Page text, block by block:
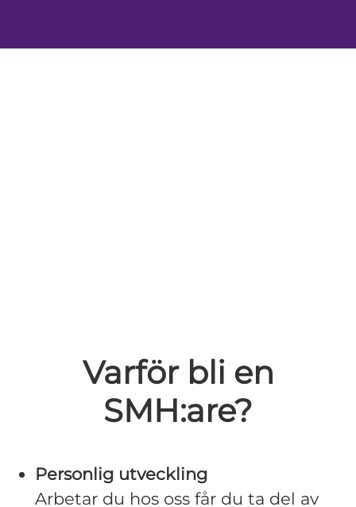
Varför bli en
SMH:are?
Personlig utveckling
Arbetar du hos oss får du ta del av